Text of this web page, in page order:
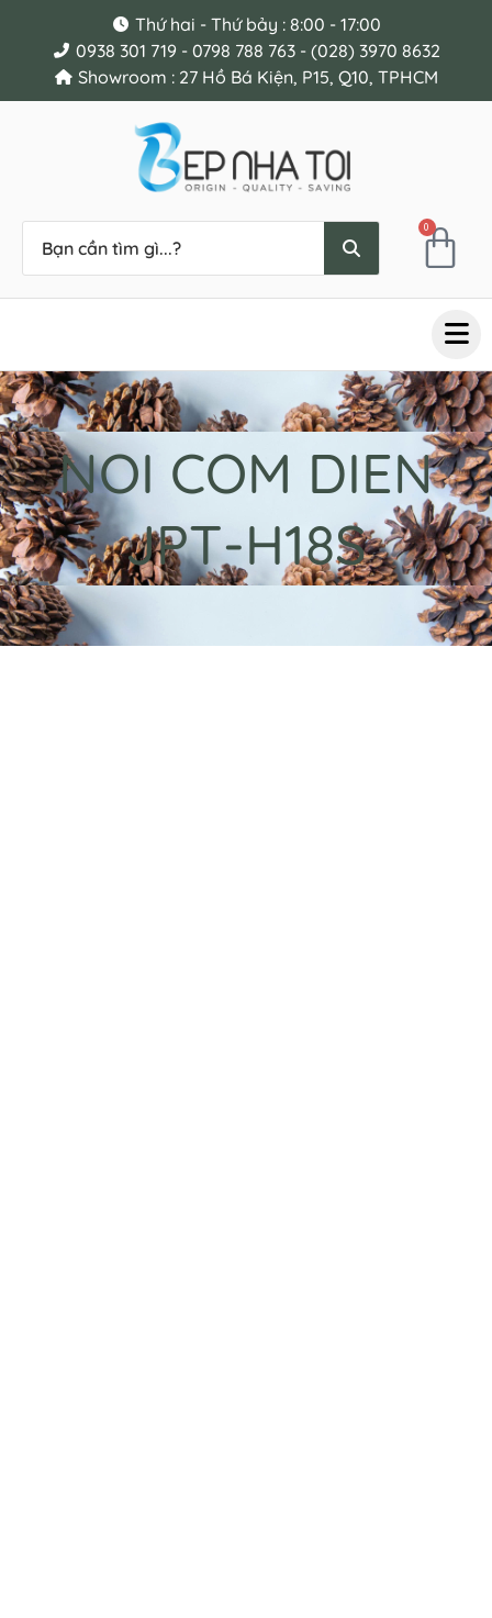
Thứ hai - Thứ bảy : 8:00 - 17:00
0938 301 719 - 0798 788 763 - (028) 3970 8632
Showroom : 27 Hồ Bá Kiện, P15, Q10, TPHCM
0
NOI COM DIEN
JPT-H18S